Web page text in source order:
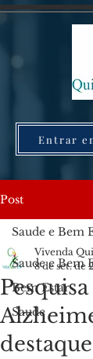
Entrar
Post
Saude e Bem
Bem Estar
Saude
Saude e Bem
Vivenda
8 de set. de